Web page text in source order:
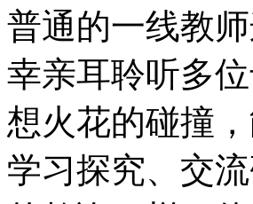
普通的一线教
幸亲耳聆听多
想火花的碰撞
学习探究、交